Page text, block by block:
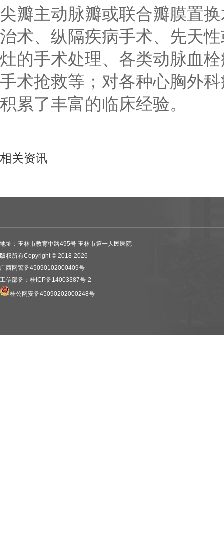
尖瓣主动脉瓣或联合瓣膜置
治术、纵隔疾病手术、先天
灶的手术处理、各类动脉血
手术抢救等；对各种心胸外
积累了丰富的临床经验。
相关资讯
地址：玉林市教育中路495号 玉林市第一人民医院
版权所有Copyright © 2018-2026
广西网警备45090102000409号
工信部备：桂ICP备14003387号-2
桂公网安备45090202000248号